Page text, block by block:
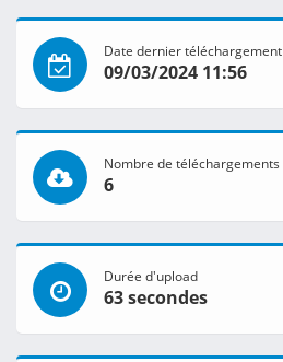
Date dernier téléchargement
09/03/2024 11:56
Nombre de téléchargements
6
Durée d'upload
63 secondes